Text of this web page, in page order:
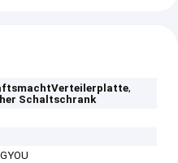
,
Schaltschrank